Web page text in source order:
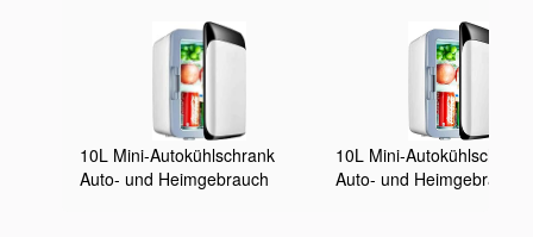
10L Mini-Autokühlschrank
Auto- und Heimgebrauch
10L Mini-Autokühlschrank
Auto- und Heimgebrauch